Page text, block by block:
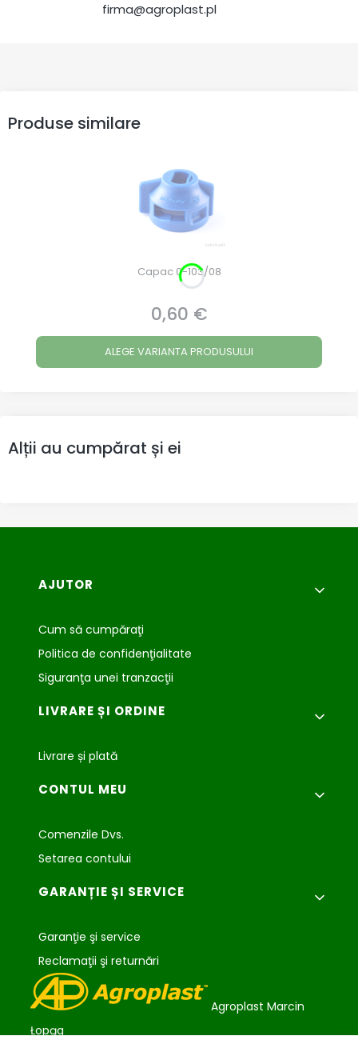
firma@agroplast.pl
Produse similare
Capac 0-103/08
Preț
0,60 €
ALEGE VARIANTA PRODUSULUI
Alții au cumpărat și ei
Meniu subsol
AJUTOR
Cum să cumpăraţi
Politica de confidenţialitate
Siguranţa unei tranzacţii
LIVRARE ȘI ORDINE
Livrare și plată
CONTUL MEU
Comenzile Dvs.
Setarea contului
GARANȚIE ȘI SERVICE
Garanţie şi service
Reclamaţii şi returnări
Agroplast Marcin
Łopąg